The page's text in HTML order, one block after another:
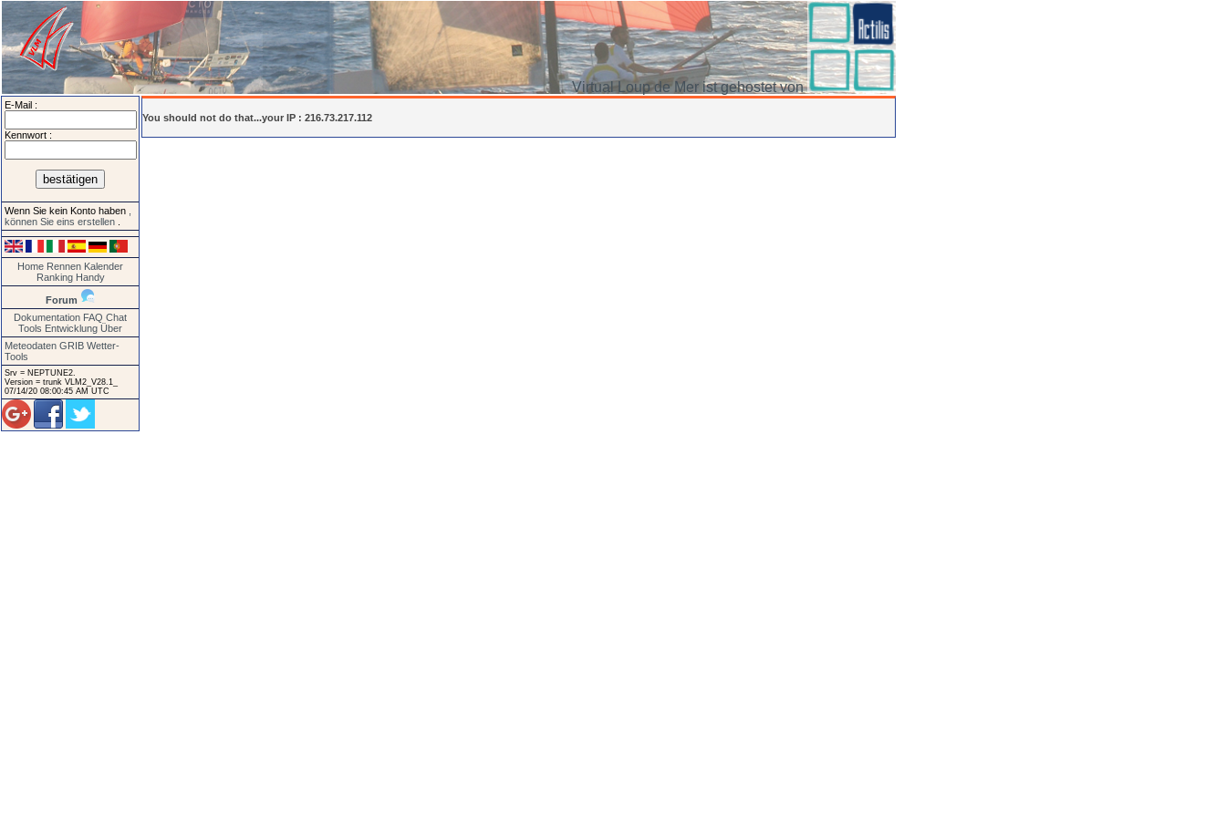
Virtual Loup de Mer ist gehostet von
E-Mail :
Kennwort :
Wenn Sie kein Konto haben
können Sie eins erstellen
Home Rennen Kalender
Ranking Handy
Forum
Dokumentation FAQ Chat
Tools Entwicklung Über
Meteodaten GRIB Wetter-
Tools
Srv = NEPTUNE2.
Version = trunk VLM2_V28.1_
07/14/20 08:00:45 AM UTC
You should not do that...your IP : 216.73.217.112